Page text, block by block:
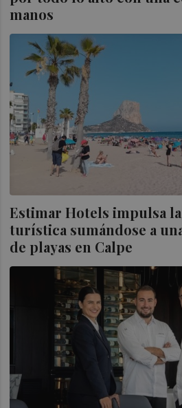
manos
Estimar Hotels impulsa
turística sumándose a
de playas en Calpe